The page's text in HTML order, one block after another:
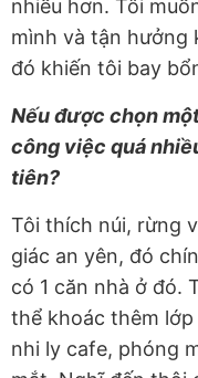
nhiều hơn. Tôi
mình và tận hưởng
đó khiến tôi bay
Nếu được chọn
công việc quá
tiên?
Tôi thích núi, rừng
giác an yên, đó
có 1 căn nhà ở đó.
thể khoác thêm
nhi ly cafe, phóng